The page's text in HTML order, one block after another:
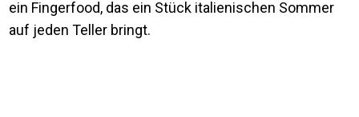
ein Fingerfood, das ein Stück italienischen Sommer
auf jeden Teller bringt.